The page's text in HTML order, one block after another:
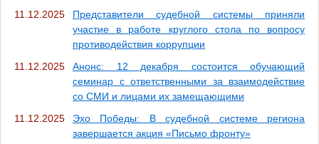
11.12.2025
Представители судебной системы приняли
участие в работе круглого стола по вопросу
противодействия коррупции
11.12.2025
Анонс: 12 декабря состоится обучающий
семинар c ответственными за взаимодействие
со СМИ и лицами их замещающими
11.12.2025
Эхо Победы: В судебной системе региона
завершается акция «Письмо фронту»